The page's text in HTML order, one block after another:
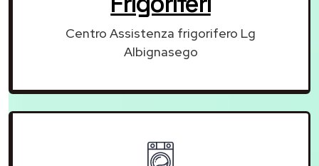
Centro Assistenza frigorifero Lg
Albignasego